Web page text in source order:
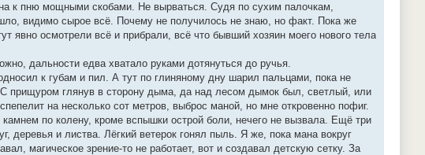
к пню мощными скобами. Не вырваться. Судя по сухим палочкам,
видимо сырое всё. Почему не получилось не знаю, но факт. Пока же
явно осмотрели всё и прибрали, всё что бывший хозяин моего нового тела
дальности едва хватало руками дотянуться до ручья.
к губам и пил. А тут по глиняному дну шарил пальцами, пока не
прищуром глянув в сторону дыма, да над лесом дымок был, светлый, или
на несколько сот метров, выброс маной, но мне откровенно пофиг.
по колену, кроме вспышки острой боли, нечего не вызвала. Ещё три
деревья и листва. Лёгкий ветерок гонял пыль. Я же, пока мана вокруг
магическое зрение-то не работает, вот и создавал детскую сетку. За